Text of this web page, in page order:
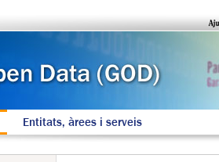
Entitats, àrees i serveis